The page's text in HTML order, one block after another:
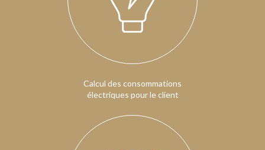
Calcul des consommations
électriques pour le client